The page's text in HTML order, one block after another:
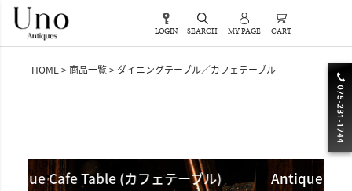
LOGIN SEARCH MY PAGE CART
HOME 商品一覧 ダイニングテーブル／カフェテーブル
ブル) Antique Dining Table (ダイニングテーブ